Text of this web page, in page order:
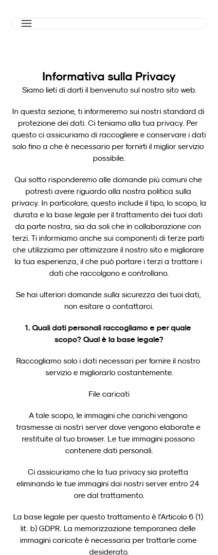
Informativa sulla Privacy
Siamo lieti di darti il benvenuto sul nostro sito web.
In questa sezione, ti informeremo sui nostri standard di
protezione dei dati. Ci teniamo alla tua privacy. Per
questo ci assicuriamo di raccogliere e conservare i dati
solo fino a che è necessario per fornirti il miglior servizio
possibile.
Qui sotto risponderemo alle domande più comuni che
potresti avere riguardo alla nostra politica sulla
privacy. In particolare, questo include il tipo, lo scopo, la
durata e la base legale per il trattamento dei tuoi dati
da parte nostra, sia da soli che in collaborazione con
terzi. Ti informiamo anche sui componenti di terze parti
che utilizziamo per ottimizzare il nostro sito e migliorare
la tua esperienza, il che può portare i terzi a trattare i
dati che raccolgono e controllano.
Se hai ulteriori domande sulla sicurezza dei tuoi dati,
non esitare a contattarci.
1. Quali dati personali raccogliamo e per quale
scopo? Qual è la base legale?
Raccogliamo solo i dati necessari per fornire il nostro
servizio e migliorarlo costantemente.
File caricati
A tale scopo, le immagini che carichi vengono
trasmesse ai nostri server dove vengono elaborate e
restituite al tuo browser. Le tue immagini possono
contenere dati personali.
Ci assicuriamo che la tua privacy sia protetta
eliminando le tue immagini dai nostri server entro 24
ore dal trattamento.
La base legale per questo trattamento è l'Articolo 6 (1)
lit. b) GDPR. La memorizzazione temporanea delle
immagini caricate è necessaria per trattarle come
desiderato.